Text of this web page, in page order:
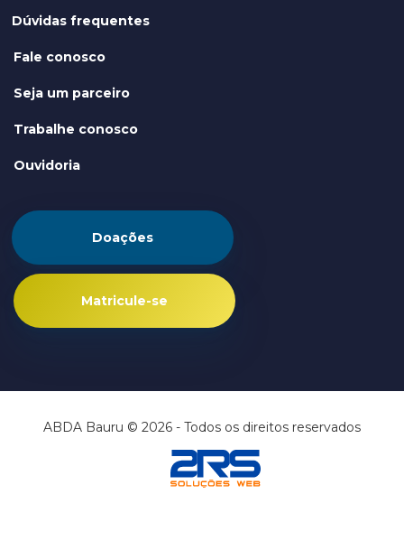
Dúvidas frequentes
Fale conosco
Seja um parceiro
Trabalhe conosco
Ouvidoria
Doações
Matricule-se
ABDA Bauru © 2026 - Todos os direitos reservados